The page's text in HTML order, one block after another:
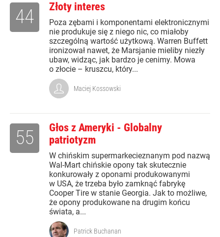
Złoty interes
Poza zębami i komponentami elektronicznymi
nie produkuje się z niego nic, co miałoby
szczególną wartość użytkową. Warren Buffett
ironizował nawet, że Marsjanie mieliby niezły
ubaw, widząc, jak bardzo je cenimy. Mowa
o złocie – kruszcu, który...
44
Maciej Kossowski
Głos z Ameryki - Globalny
patriotyzm
W chińskim supermarkecieznanym pod nazwą
Wal-Mart chińskie opony tak skutecznie
konkurowały z oponami produkowanymi
w USA, że trzeba było zamknąć fabrykę
Cooper Tire w stanie Georgia. Jak to możliwe,
że opony produkowane na drugim końcu
świata, a...
55
Patrick Buchanan